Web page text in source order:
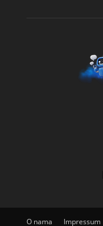
O nama Impressum